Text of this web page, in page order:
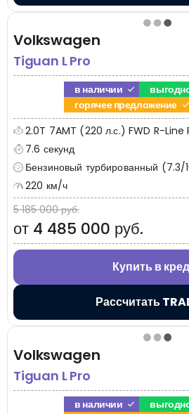
Volkswagen
Tiguan L Pro
в наличии
горячее предложение
2.0T 7AMT (220 л.с.) FWD R-
7.6 секунд
Бензиновый турбированный (7.3/
220 км/ч
5 185 000 руб.
от 4 485 000 руб.
Купить в
Рассчитать
Volkswagen
Tiguan L Pro
в наличии